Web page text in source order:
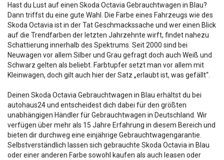
Hast du Lust auf einen Skoda Octavia Gebrauchtwagen in Blau?
Dann triffst du eine gute Wahl. Die Farbe eines Fahrzeugs wie des
Skoda Octavia ist in der Tat Geschmackssache und wer einen Blick
auf die Trendfarben der letzten Jahrzehnte wirft, findet nahezu
Schattierung innerhalb des Spektrums. Seit 2000 sind bei
Neuwagen vor allem Silber und Grau gefragt doch auch Weiß und
Schwarz gelten als beliebt. Farbtupfer setzt man vor allem mit
Kleinwagen, doch gilt auch hier der Satz „erlaubt ist, was gefällt“.
Deinen Skoda Octavia Gebrauchtwagen in Blau erhältst du bei
autohaus24 und entscheidest dich dabei für den größten
unabhängigen Händler für Gebrauchtwagen in Deutschland. Wir
verfügen über mehr als 15 Jahre Erfahrung in diesem Bereich und
bieten dir durchweg eine einjährige Gebrauchtwagengarantie.
Selbstverständlich lassen sich gebrauchte Skoda Octavia in Blau
oder einer anderen Farbe sowohl kaufen als auch leasen oder